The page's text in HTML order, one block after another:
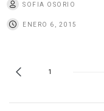
SOFIA OSORIO
ENERO 6, 2015
1